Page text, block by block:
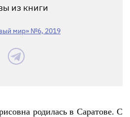
из книги
мир» №6, 2019
родилась в Саратове. С